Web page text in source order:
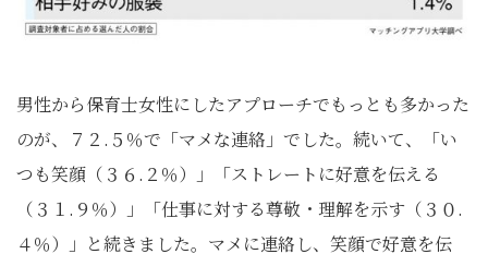
男性から保育士女性にしたアプローチでもっとも多かった
のが、７２.５％で「マメな連絡」でした。続いて、「い
つも笑顔（３６.２％）」「ストレートに好意を伝える
（３１.９％）」「仕事に対する尊敬・理解を示す（３０.
４％）」と続きました。マメに連絡し、笑顔で好意を伝